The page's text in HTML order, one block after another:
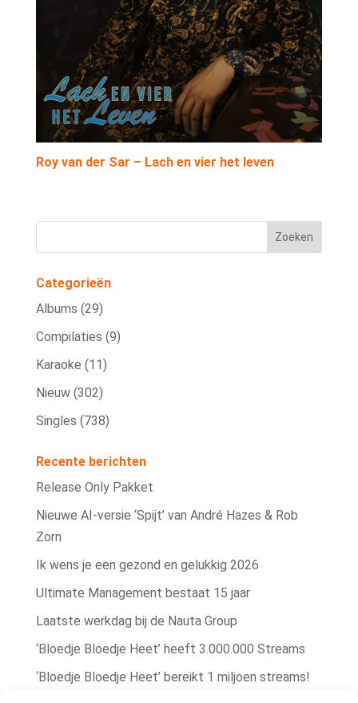
Roy van der Sar – Lach en vier het leven
Categorieën
Albums (29)
Compilaties (9)
Karaoke (11)
Nieuw (302)
Singles (738)
Recente berichten
Release Only Pakket
Nieuwe AI‑versie ‘Spijt’ van André Hazes & Rob
Zorn
Ik wens je een gezond en gelukkig 2026
Ultimate Management bestaat 15 jaar
Laatste werkdag bij de Nauta Group
‘Bloedje Bloedje Heet’ heeft 3.000.000 Streams
‘Bloedje Bloedje Heet’ bereikt 1 miljoen streams!